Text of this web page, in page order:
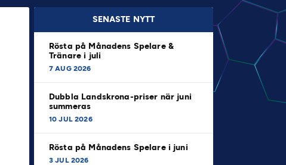
SENASTE NYTT
Rösta på Månadens Spelare &
Tränare i juli
7 AUG 2026
Dubbla Landskrona-priser när juni
summeras
10 JUL 2026
Rösta på Månadens Spelare i juni
3 JUL 2026